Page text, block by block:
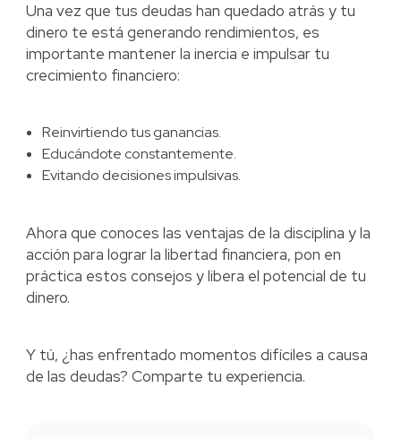
Una vez que tus deudas han quedado atrás y tu
dinero te está generando rendimientos, es
importante mantener la inercia e impulsar tu
crecimiento financiero:
Reinvirtiendo tus ganancias.
Educándote constantemente.
Evitando decisiones impulsivas.
Ahora que conoces las ventajas de la disciplina y la
acción para lograr la libertad financiera, pon en
práctica estos consejos y libera el potencial de tu
dinero.
Y tú, ¿has enfrentado momentos difíciles a causa
de las deudas? Comparte tu experiencia.